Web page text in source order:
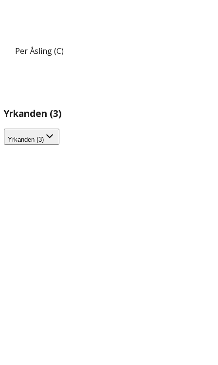
Per Åsling (C)
Yrkanden (3)
Yrkanden (3)